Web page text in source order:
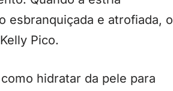
esbranquiçada e atrofiada, o
Pico.
hidratar da pele para